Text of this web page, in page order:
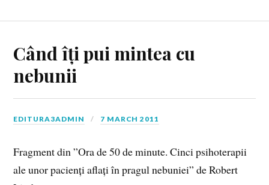
Când îți pui mintea cu
nebunii
EDITURA3ADMIN 7 MARCH 2011
Fragment din ”Ora de 50 de minute. Cinci psihoterapii
ale unor pacienți aflați în pragul nebuniei” de Robert